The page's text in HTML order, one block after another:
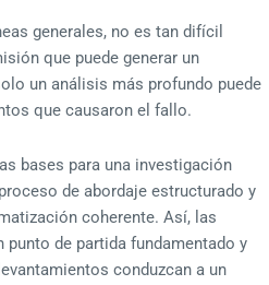
generales, no es tan difícil
que puede generar un
un análisis más profundo puede
que causaron el fallo.
bases para una investigación
de abordaje estructurado y
coherente. Así, las
punto de partida fundamentado y
conduzcan a un